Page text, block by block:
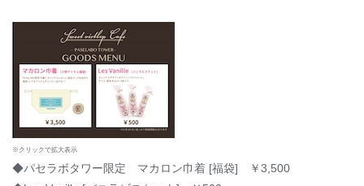
※クリックで拡大表示
◆パセラボタワー限定 マカロン巾着 [福袋] ￥3,500